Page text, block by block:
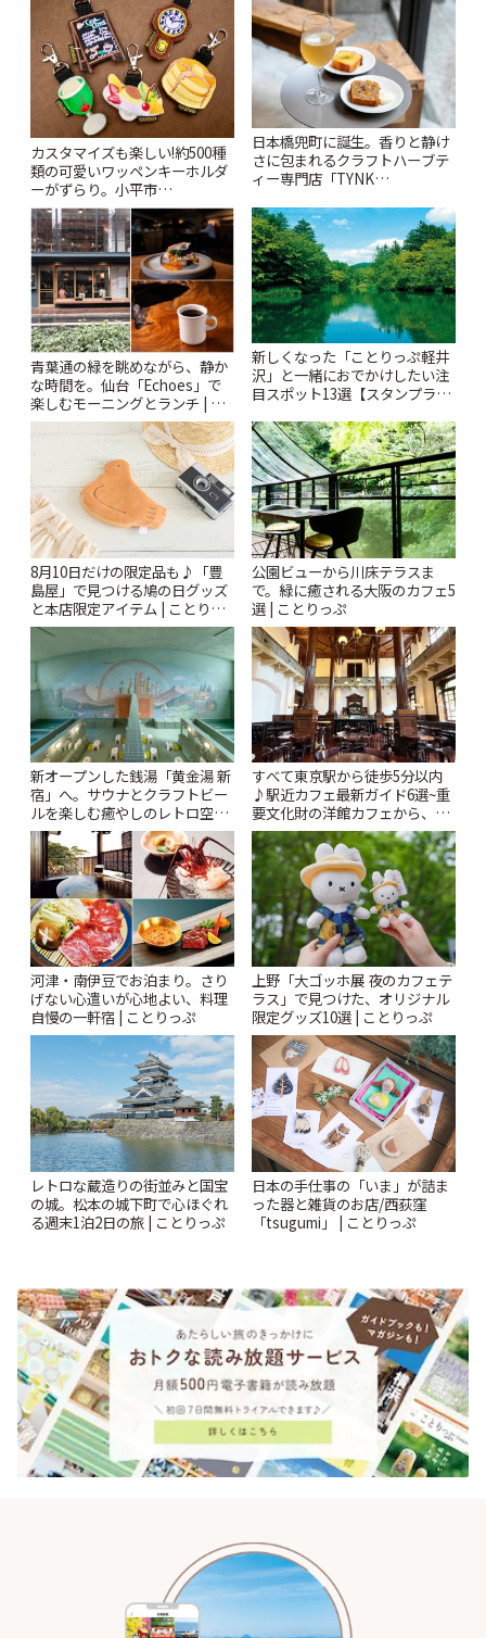
カスタマイズも楽しい!約500種
類の可愛いワッペンキーホルダ
ーがずらり。小平市
「Kimamaya T&K」 | ことりっ
ぷ
日本橋兜町に誕生。香りと静け
さに包まれるクラフトハーブテ
ィー専門店「TYNK
青葉通の緑を眺めながら、静か
な時間を。仙台「Echoes」で
楽しむモーニングとランチ | こ
とりっぷ
新しくなった「ことりっぷ軽井
沢」と一緒におでかけしたい注
目スポット13選【スタンプラリ
8月10日だけの限定品も♪「豊
島屋」で見つける鳩の日グッズ
と本店限定アイテム | ことりっ
ぷ
公園ビューから川床テラスま
で。緑に癒される大阪のカフェ5
選 | ことりっぷ
新オープンした銭湯「黄金湯 新
宿」へ。サウナとクラフトビー
ルを楽しむ癒やしのレトロ空間
| ことりっぷ
すべて東京駅から徒歩5分以内
♪駅近カフェ最新ガイド6選~重
要文化財の洋館カフェから、改
札すぐのレトロ喫茶まで~ | こと
りっぷ
河津・南伊豆でお泊まり。さり
げない心遣いが心地よい、料理
自慢の一軒宿 | ことりっぷ
上野「大ゴッホ展 夜のカフェテ
ラス」で見つけた、オリジナル
限定グッズ10選 | ことりっぷ
レトロな蔵造りの街並みと国宝
の城。松本の城下町で心ほぐれ
る週末1泊2日の旅 | ことりっぷ
日本の手仕事の「いま」が詰ま
った器と雑貨のお店/西荻窪
「tsugumi」 | ことりっぷ